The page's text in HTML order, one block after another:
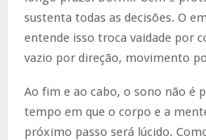
sustenta todas as decisões. O
entende isso troca vaidade por
vazio por direção, movimento
Ao fim e ao cabo, o sono não é
tempo em que o corpo e a
próximo passo será lúcido.